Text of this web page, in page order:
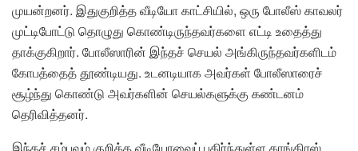
முயன்றனர். இதுகுறித்த வீடியோ காட்சியில், ஒரு போலீஸ் காவலர்
முட்டிபோட்டு தொழுது கொண்டிருந்தவர்களை எட்டி உதைத்து
தாக்குகிறார். போலீஸாரின் இந்தச் செயல் அங்கிருந்தவர்களிடம்
கோபத்தைத் தூண்டியது. உடனடியாக அவர்கள் போலீஸாரைச்
சூழ்ந்து கொண்டு அவர்களின் செயல்களுக்கு கண்டனம்
தெரிவித்தனர்.
இந்தச் சம்பவம் குறித்த வீடியோவைப் பகிர்ந்துள்ள காங்கிரஸ்